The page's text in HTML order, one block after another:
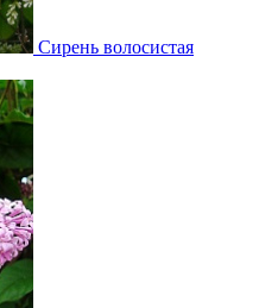
Сирень волосистая